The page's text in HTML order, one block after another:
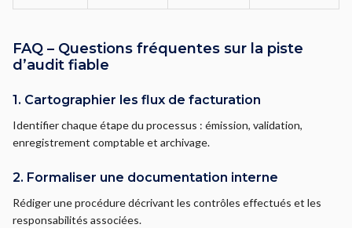
FAQ – Questions fréquentes sur la piste
d’audit fiable
1. Cartographier les flux de facturation
Identifier chaque étape du processus : émission, validation,
enregistrement comptable et archivage.
2. Formaliser une documentation interne
Rédiger une procédure décrivant les contrôles effectués et les
responsabilités associées.